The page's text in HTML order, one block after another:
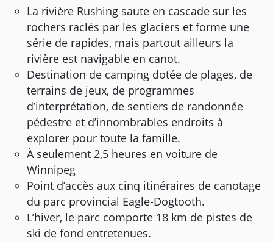
La rivière Rushing saute en cascade sur les
rochers raclés par les glaciers et forme une
série de rapides, mais partout ailleurs la
rivière est navigable en canot.
Destination de camping dotée de plages, de
terrains de jeux, de programmes
d’interprétation, de sentiers de randonnée
pédestre et d’innombrables endroits à
explorer pour toute la famille.
À seulement 2,5 heures en voiture de
Winnipeg
Point d’accès aux cinq itinéraires de canotage
du parc provincial Eagle-Dogtooth.
L’hiver, le parc comporte 18 km de pistes de
ski de fond entretenues.